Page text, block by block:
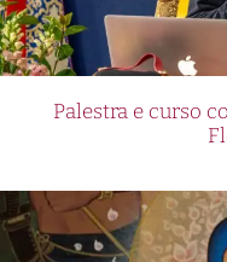
Palestra e curso